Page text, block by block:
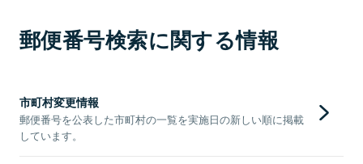
郵便番号検索に関する情報
市町村変更情報
郵便番号を公表した市町村の一覧を実施日の新しい順に掲載
しています。